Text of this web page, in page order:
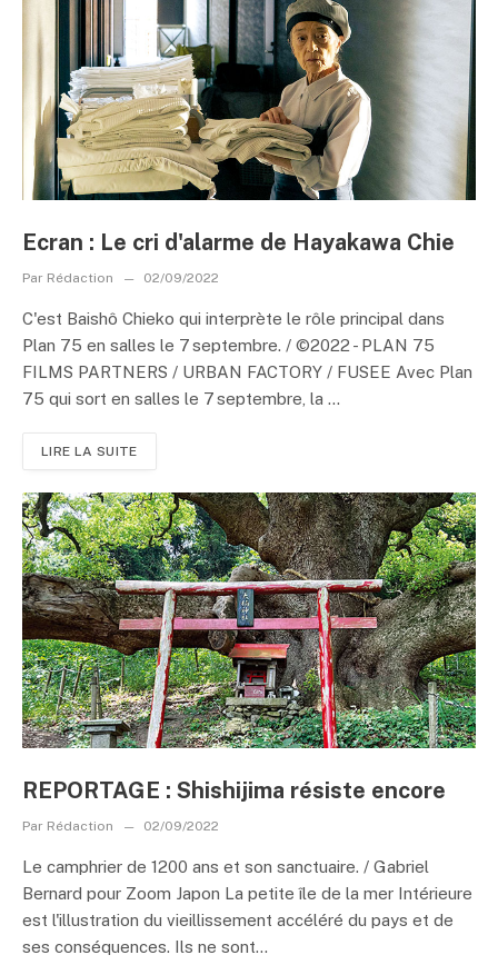
Ecran : Le cri d'alarme de Hayakawa Chie
Par Rédaction 02/09/2022
C'est Baishô Chieko qui interprète le rôle principal dans
Plan 75 en salles le 7 septembre. / ©2022 - PLAN 75
FILMS PARTNERS / URBAN FACTORY / FUSEE Avec Plan
75 qui sort en salles le 7 septembre, la ...
LIRE LA SUITE
REPORTAGE : Shishijima résiste encore
Par Rédaction 02/09/2022
Le camphrier de 1200 ans et son sanctuaire. / Gabriel
Bernard pour Zoom Japon La petite île de la mer Intérieure
est l'illustration du vieillissement accéléré du pays et de
ses conséquences. Ils ne sont...